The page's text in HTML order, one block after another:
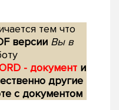
тем что
версии Вы в
- документ и
другие
с документом